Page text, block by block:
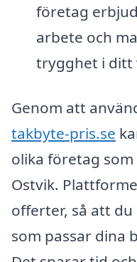
företag
arbete och
trygghet i ditt
Genom att
takbyte-pris.se
olika företag
Ostvik.
offerter, så att
som passar dina